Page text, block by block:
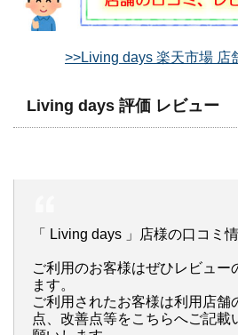
>>Living days 楽天市場 店
Living days 評価 レビュー
「 Living days 」店様の口コミ
ご利用のお客様はぜひレビュー
ます。
ご利用されたお客様は利用店舗
点、改善点等をこちらへご記載